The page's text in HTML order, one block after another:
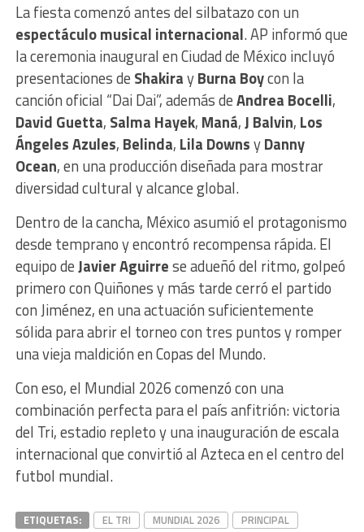
La fiesta comenzó antes del silbatazo con un
espectáculo musical internacional. AP informó que
la ceremonia inaugural en Ciudad de México incluyó
presentaciones de ShakirayBurna Boycon la
canción oficial “Dai Dai”, además deAndrea Bocelli,
David Guetta, Salma Hayek, Maná,J Balvin, Los
Ángeles Azules, Belinda, Lila DownsyDanny
Ocean, en una producción diseñada para mostrar
diversidad cultural y alcance global.
Dentro de la cancha, México asumió el protagonismo
desde temprano y encontró recompensa rápida. El
equipo deJavier Aguirrese adueñó del ritmo, golpeó
primero con Quiñones y más tarde cerró el partido
con Jiménez, en una actuación suficientemente
sólida para abrir el torneo con tres puntos y romper
una vieja maldición en Copas del Mundo.
Con eso, el Mundial 2026 comenzó con una
combinación perfecta para el país anfitrión: victoria
del Tri, estadio repleto y una inauguración de escala
internacional que convirtió al Azteca en el centro del
futbol mundial.
ETIQUETAS: EL TRI MUNDIAL 2026
PRINCIPAL